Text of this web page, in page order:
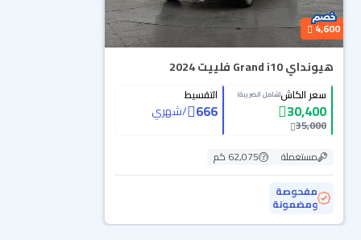
4,600
هيونداي Grand i10 فلييت 2024
سعر الكاش(شامل الضريبة)
30,400
35,000
التقسيط
666
/شهري
مستعملة
62,075 كم
مفحوصة
ومضمونة